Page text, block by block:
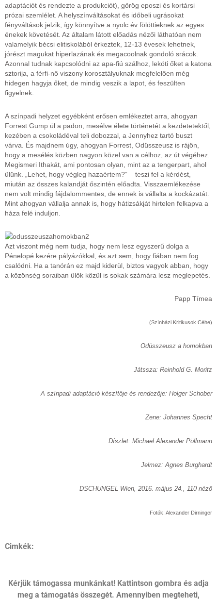
adaptációt és rendezte a produkciót), görög eposzi és kortársi
prózai szemlélet. A helyszínváltásokat és időbeli ugrásokat
fényváltások jelzik, így könnyítve a nyolc év fölöttieknek az egyes
énekek követését. Az általam látott előadás nézői láthatóan nem
valamelyik bécsi elitiskolából érkeztek, 12-13 évesek lehetnek,
jórészt magukat hiperlazának és megacoolnak gondoló srácok.
Azonnal tudnak kapcsolódni az apa-fiú szálhoz, leköti őket a katona
sztorija, a férfi-nő viszony korosztályuknak megfelelően még
hidegen hagyja őket, de mindig veszik a lapot, és feszülten
figyelnek.
A színpadi helyzet egyébként erősen emlékeztet arra, ahogyan
Forrest Gump ül a padon, mesélve élete történetét a kezdetetektől,
kezében a csokoládéval teli dobozzal, a Jennyhez tartó buszt
várva. És majdnem úgy, ahogyan Forrest, Odüsszeusz is rájön,
hogy a mesélés közben nagyon közel van a célhoz, az út végéhez.
Megismeri Ithakát, ami pontosan olyan, mint az a tengerpart, ahol
ülünk. „Lehet, hogy végleg hazaértem?” – teszi fel a kérdést,
miután az összes kalandját őszintén előadta. Visszaemlékezése
nem volt mindig fájdalommentes, de ennek is vállalta a kockázatát.
Mint ahogyan vállalja annak is, hogy hátizsákját hirtelen felkapva a
háza felé induljon.
Azt viszont még nem tudja, hogy nem lesz egyszerű dolga a
Pénelopé kezére pályázókkal, és azt sem, hogy fiában nem fog
csalódni. Ha a tanórán ez majd kiderül, biztos vagyok abban, hogy
a közönség soraiban ülők közül is sokak számára lesz meglepetés.
Papp Tímea
(Színházi Kritikusok Céhe)
Odüsszeusz a homokban
Játssza: Reinhold G. Moritz
A színpadi adaptáció készítője és rendezője: Holger Schober
Zene: Johannes Specht
Díszlet: Michael Alexander Pöllmann
Jelmez: Agnes Burghardt
DSCHUNGEL Wien, 2016. május 24., 110 néző
Fotók: Alexander Dirninger
Cimkék:
Kérjük támogassa munkánkat! Kattintson gombra és adja
meg a támogatás összegét. Amennyiben megteheti,